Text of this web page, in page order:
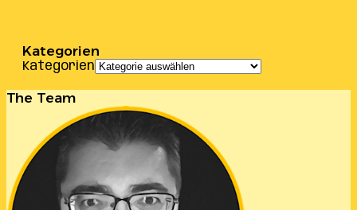
Kategorien
Kategorien
The Team